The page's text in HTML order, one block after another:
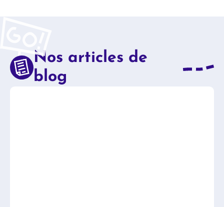
Nos articles de
blog